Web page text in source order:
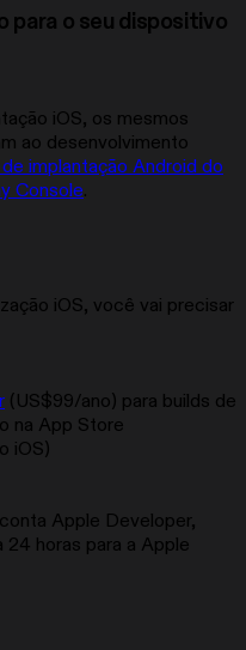
para o seu dispositivo
iOS, os mesmos
ao desenvolvimento
implantação Android do
Console.
iOS, você vai precisar
(US$99/ano) para builds de
na App Store
iOS)
Apple Developer,
24 horas para a Apple